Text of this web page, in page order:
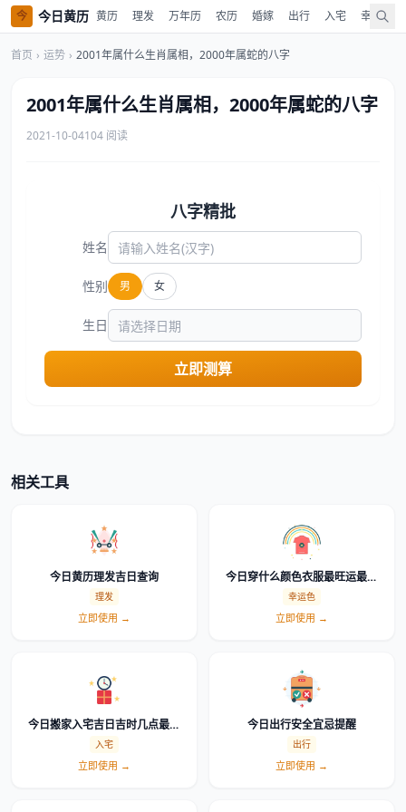
今 今日黄历 黄历 理发 万年历 农历 婚嫁 出行 入宅 幸运色
首页 › 运势 › 2001年属什么生肖属相，2000年属蛇的八字
2001年属什么生肖属相，2000年属蛇的八字
2021-10-04104 阅读
八字精批
姓名
性别 男 女
生日
立即测算
相关工具
今日黄历理发吉日查询
理发
立即使用 →
今日穿什么颜色衣服最旺运最吉
利幸运色查询
幸运色
立即使用 →
今日搬家入宅吉日吉时几点最好
怎么选时辰
入宅
立即使用 →
今日出行安全宜忌提醒
出行
立即使用 →